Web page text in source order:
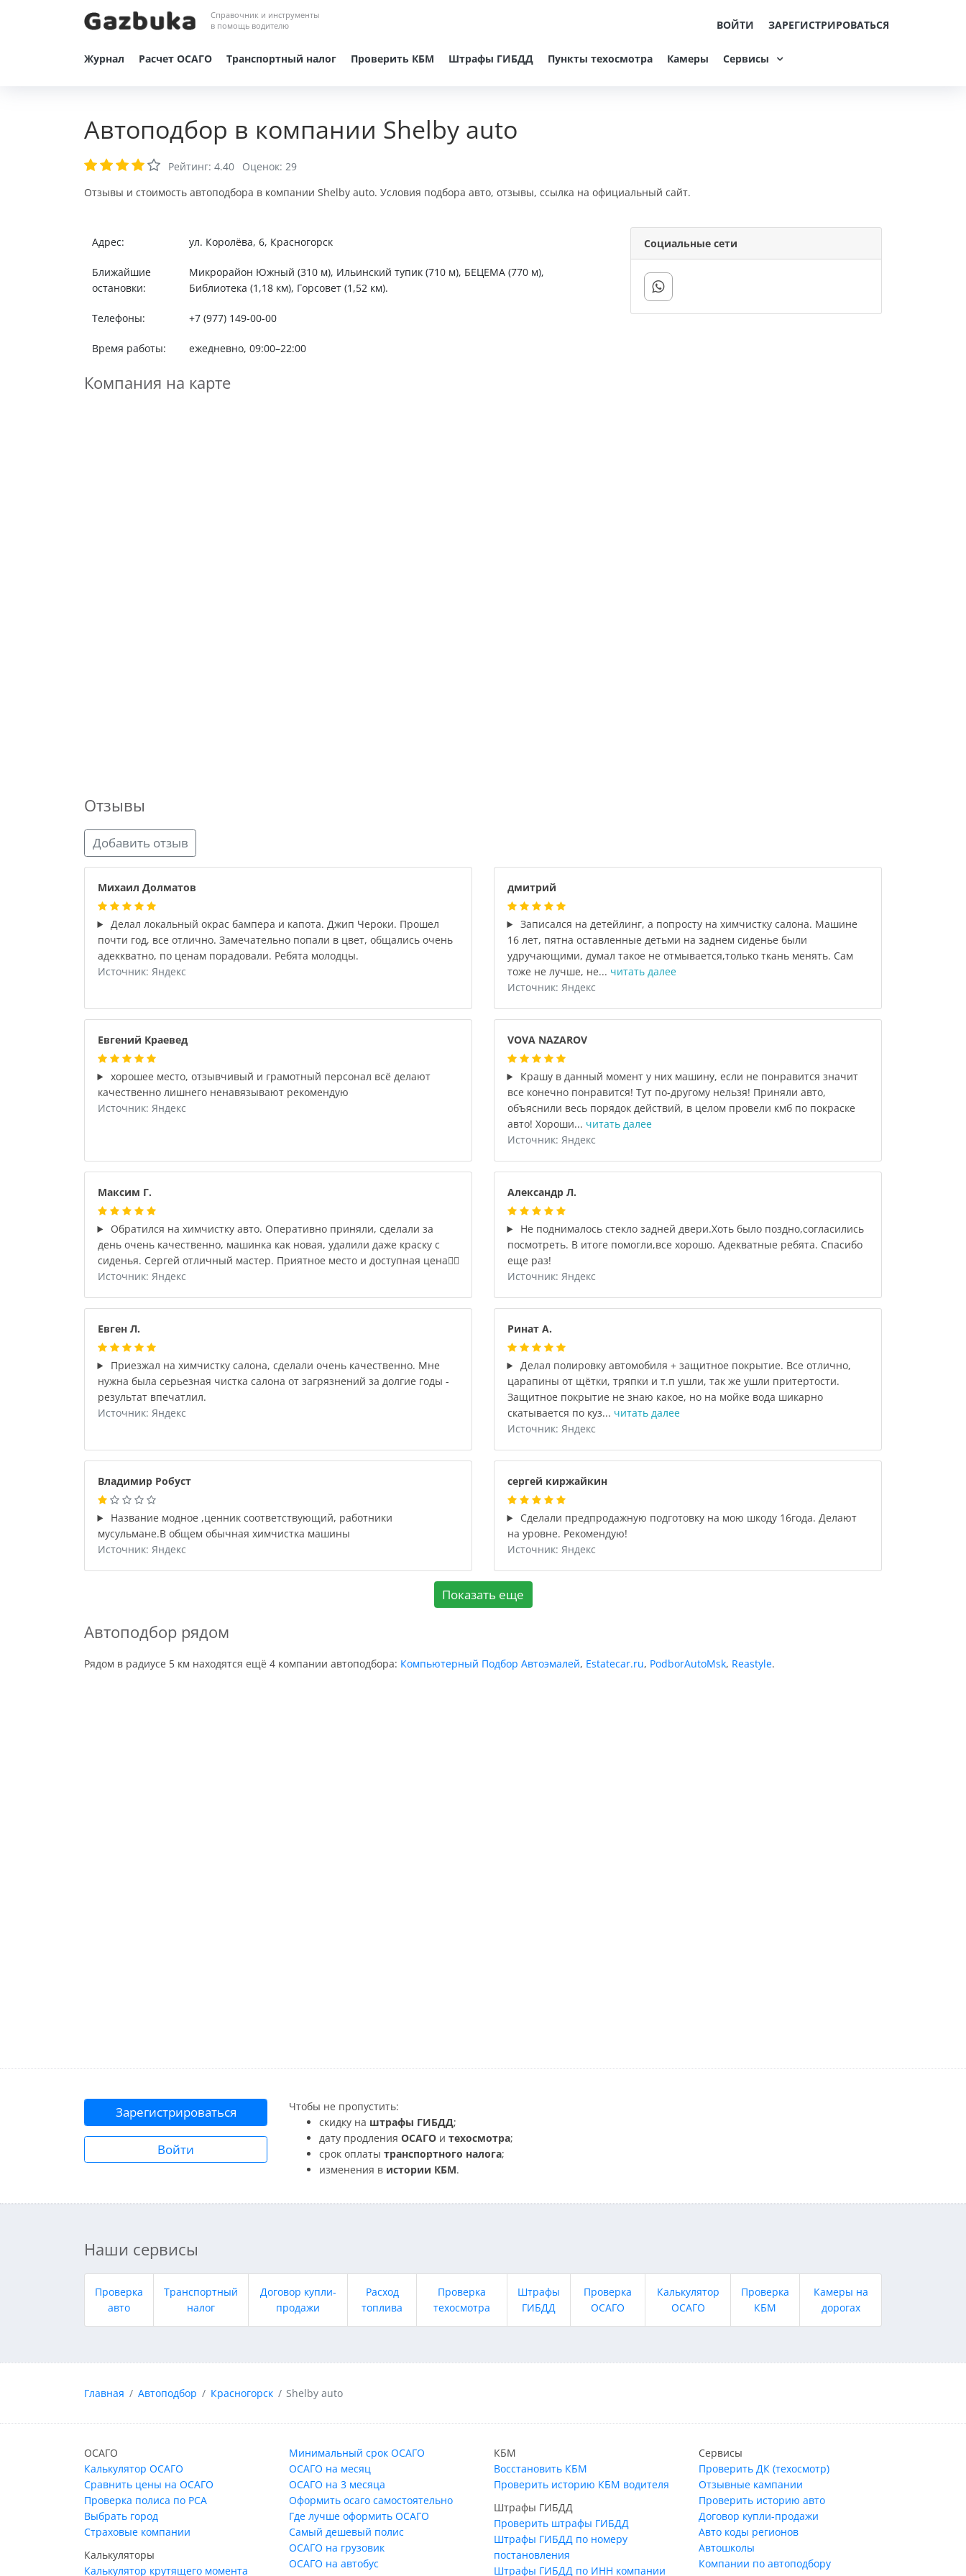
Справочник и инструменты
в помощь водителю
ВОЙТИ ЗАРЕГИСТРИРОВАТЬСЯ
Журнал Расчет ОСАГО Транспортный налог Проверить КБМ Штрафы ГИБДД Пункты техосмотра Камеры Сервисы
Автоподбор в компании Shelby auto
Рейтинг: 4.40 Оценок: 29
Отзывы и стоимость автоподбора в компании Shelby auto. Условия подбора авто, отзывы, ссылка на официальный сайт.
Адрес: ул. Королёва, 6, Красногорск
Ближайшие
остановки:
Микрорайон Южный (310 м), Ильинский тупик (710 м), БЕЦЕМА (770 м),
Библиотека (1,18 км), Горсовет (1,52 км).
Телефоны: +7 (977) 149-00-00
Время работы: ежедневно, 09:00–22:00
Социальные сети
Компания на карте
Отзывы
Добавить отзыв
Михаил Долматов
Делал локальный окрас бампера и капота. Джип Чероки. Прошел
почти год, все отлично. Замечательно попали в цвет, общались очень
адеккватно, по ценам порадовали. Ребята молодцы.
Источник: Яндекс
дмитрий
Записался на детейлинг, а попросту на химчистку салона. Машине
16 лет, пятна оставленные детьми на заднем сиденье были
удручающими, думал такое не отмывается,только ткань менять. Сам
тоже не лучше, не... читать далее
Источник: Яндекс
Евгений Краевед
хорошее место, отзывчивый и грамотный персонал всё делают
качественно лишнего ненавязывают рекомендую
Источник: Яндекс
VOVA NAZAROV
Крашу в данный момент у них машину, если не понравится значит
все конечно понравится! Тут по-другому нельзя! Приняли авто,
объяснили весь порядок действий, в целом провели кмб по покраске
авто! Хороши... читать далее
Источник: Яндекс
Максим Г.
Обратился на химчистку авто. Оперативно приняли, сделали за
день очень качественно, машинка как новая, удалили даже краску с
сиденья. Сергей отличный мастер. Приятное место и доступная цена👌🏾
Источник: Яндекс
Александр Л.
Не поднималось стекло задней двери.Хоть было поздно,согласились
посмотреть. В итоге помогли,все хорошо. Адекватные ребята. Спасибо
еще раз!
Источник: Яндекс
Евген Л.
Приезжал на химчистку салона, сделали очень качественно. Мне
нужна была серьезная чистка салона от загрязнений за долгие годы -
результат впечатлил.
Источник: Яндекс
Ринат А.
Делал полировку автомобиля + защитное покрытие. Все отлично,
царапины от щётки, тряпки и т.п ушли, так же ушли притертости.
Защитное покрытие не знаю какое, но на мойке вода шикарно
скатывается по куз... читать далее
Источник: Яндекс
Владимир Робуст
Название модное ,ценник соответствующий, работники
мусульмане.В общем обычная химчистка машины
Источник: Яндекс
сергей киржайкин
Сделали предпродажную подготовку на мою шкоду 16года. Делают
на уровне. Рекомендую!
Источник: Яндекс
Показать еще
Автоподбор рядом
Рядом в радиусе 5 км находятся ещё 4 компании автоподбора: Компьютерный Подбор Автоэмалей, Estatecar.ru, PodborAutoMsk, Reastyle.
Зарегистрироваться
Войти
Чтобы не пропустить:
скидку на штрафы ГИБДД;
дату продления ОСАГО и техосмотра;
срок оплаты транспортного налога;
изменения в истории КБМ.
Наши сервисы
Проверка
авто
Транспортный
налог
Договор купли-
продажи
Расход
топлива
Проверка
техосмотра
Штрафы
ГИБДД
Проверка
ОСАГО
Калькулятор
ОСАГО
Проверка
КБМ
Камеры на
дорогах
Главная Автоподбор Красногорск Shelby auto
ОСАГО
Калькулятор ОСАГО
Сравнить цены на ОСАГО
Проверка полиса по РСА
Выбрать город
Страховые компании
Калькуляторы
Калькулятор крутящего момента
Минимальный срок ОСАГО
ОСАГО на месяц
ОСАГО на 3 месяца
Оформить осаго самостоятельно
Где лучше оформить ОСАГО
Самый дешевый полис
ОСАГО на грузовик
ОСАГО на автобус
КБМ
Восстановить КБМ
Проверить историю КБМ водителя
Штрафы ГИБДД
Проверить штрафы ГИБДД
Штрафы ГИБДД по номеру
постановления
Штрафы ГИБДД по ИНН компании
Сервисы
Проверить ДК (техосмотр)
Отзывные кампании
Проверить историю авто
Договор купли-продажи
Авто коды регионов
Автошколы
Компании по автоподбору